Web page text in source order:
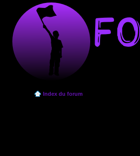
Index du forum